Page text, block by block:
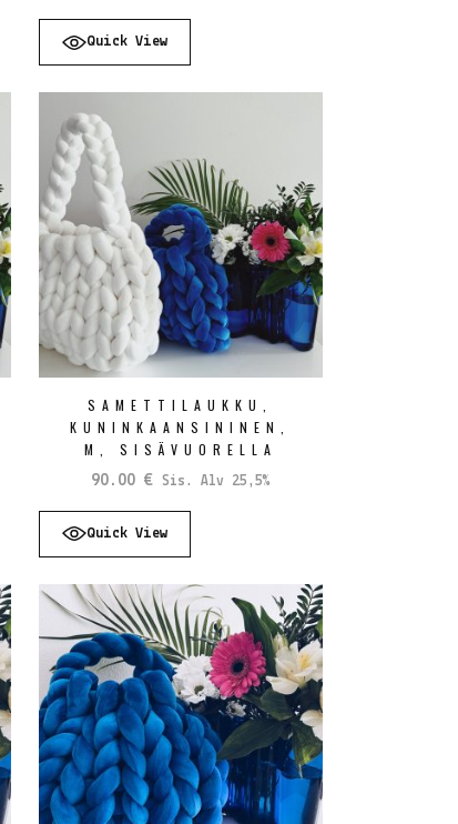
Quick View
SAMETTILAUKKU,
KUNINKAANSININEN,
M, SISÄVUORELLA
90.00€ Sis. Alv 25,5%
Quick View